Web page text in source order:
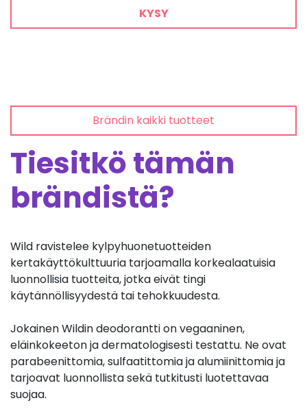
KYSY
Brändin kaikki tuotteet
Tiesitkö tämän
brändistä?
Wild ravistelee kylpyhuonetuotteiden
kertakäyttökulttuuria tarjoamalla korkealaatuisia
luonnollisia tuotteita, jotka eivät tingi
käytännöllisyydestä tai tehokkuudesta.
Jokainen Wildin deodorantti on vegaaninen,
eläinkokeeton ja dermatologisesti testattu. Ne ovat
parabeenittomia, sulfaatittomia ja alumiinittomia ja
tarjoavat luonnollista sekä tutkitusti luotettavaa
suojaa.